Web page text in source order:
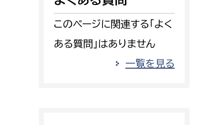
監査事務局
監査事務局
このページに関連する「よく
ある質問」はありません
一覧を見る